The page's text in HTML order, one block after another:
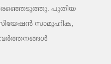
പുതിയ
സാമൂഹിക,